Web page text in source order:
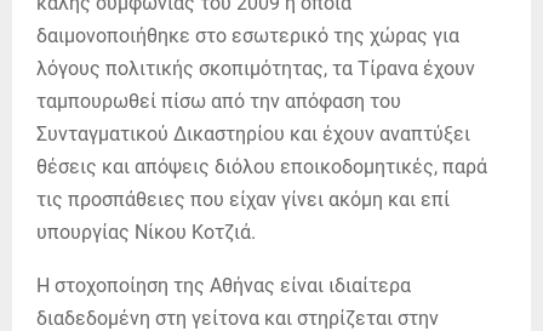
δαιμονοποιήθηκε στο εσωτερικό της χώρας για
λόγους πολιτικής σκοπιμότητας, τα Τίρανα έχουν
ταμπουρωθεί πίσω από την απόφαση του
Συνταγματικού Δικαστηρίου και έχουν αναπτύξει
θέσεις και απόψεις διόλου εποικοδομητικές, παρά
τις προσπάθειες που είχαν γίνει ακόμη και επί
υπουργίας Νίκου Κοτζιά.
Η στοχοποίηση της Αθήνας είναι ιδιαίτερα
διαδεδομένη στη γείτονα και στηρίζεται στην